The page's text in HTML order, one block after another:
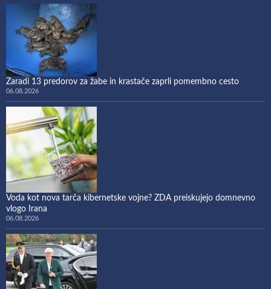
Zaradi 13 predorov za žabe in krastače zaprli pomembno cesto
06.08.2026
Voda kot nova tarča kibernetske vojne? ZDA preiskujejo domnevno
vlogo Irana
06.08.2026